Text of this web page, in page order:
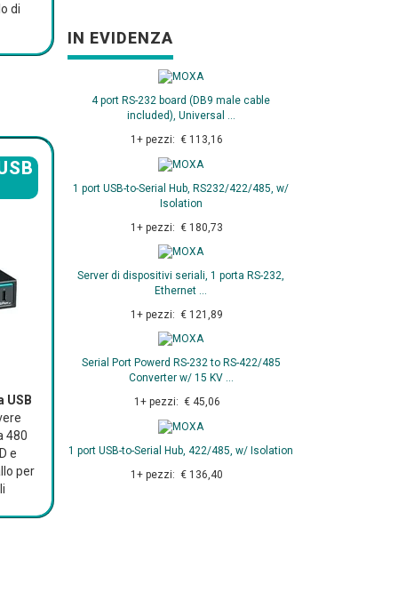
di
USB
480
e
per
IN EVIDENZA
4 port RS-232 board (DB9 male cable
included), Universal ...
1+ pezzi: € 113,16
1 port USB-to-Serial Hub, RS232/422/485, w/
Isolation
1+ pezzi: € 180,73
Server di dispositivi seriali, 1 porta RS-232,
Ethernet ...
1+ pezzi: € 121,89
Serial Port Powerd RS-232 to RS-422/485
Converter w/ 15 KV ...
1+ pezzi: € 45,06
1 port USB-to-Serial Hub, 422/485, w/ Isolation
1+ pezzi: € 136,40